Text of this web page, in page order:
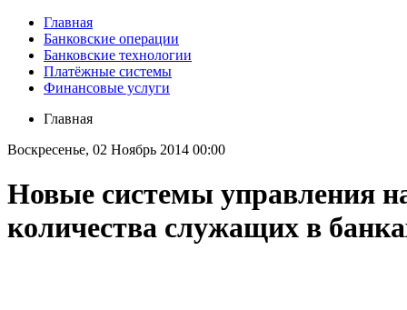
Главная
Банковские операции
Банковские технологии
Платёжные системы
Финансовые услуги
Главная
Воскресенье, 02 Ноябрь 2014 00:00
Новые системы управления
количества служащих в